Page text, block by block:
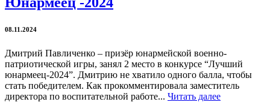
08.11.2024
Дмитрий Павличенко – призёр юнармейской военно-
патриотической игры, занял 2 место в конкурсе “Лучший
юнармеец-2024”. Дмитрию не хватило одного балла, чтобы
стать победителем. Как прокомментировала заместитель
директора по воспитательной работе... Читать далее